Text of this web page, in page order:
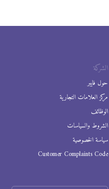
الشركة
حول فايبر
مركز العلامات التجارية
الوظائف
الشروط والسياسات
سياسة الخصوصية
Customer Complaints Code